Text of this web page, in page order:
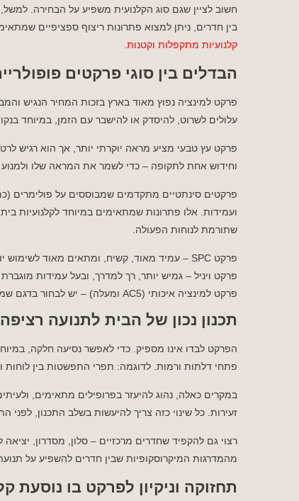
חשוב לציין שגם סוג הקלנועית משפיע על הבחירה.
בין חדרים, ניתן למצוא פתרונות ריצוף ספציפיים
קלנועיות מתקפלות וקטנות
הבדלים בין סוגי פרקטים
פרקט למינציה נפוץ מאוד בארץ בזכות המחיר הנגיש
עלולים לשרוט, להיסדק או להישבר עם הזמן, במיוחד
פרקט עץ טבעי מציע מראה יוקרתי יותר, אך הוא רגיש
וחידוש אחת לתקופה – כדי לשמר את המראה שלו ולמנוע
ועמידות. אלו פתרונות שמתאימים במיוחד לקלנועיות
שתורמת לנוחות הפעולה.
פרקט SPC – עמיד מאוד, קשיח, ומתאים מאוד לשימוש יומיומי עם קלנועית
פרקט ויניל – גמיש יותר, רך למדרך, ובעל עמידות
פרקט למינציה איכותי (AC5 ומעלה) – יש לבחור בדגם שמותאם לשחיקה גבוהה
תכנון נכון של הבית לתנועה
הפרקט לבדו אינו מספיק. כדי לאפשר נסיעה חלקה,
פתחי דלתות ורמות. לדוגמה: תפרי התפשטות בין לוחות
במקרים כאלה, נהוג להיעזר בפרופילים מתאימים,
זעירות. כל שינוי כזה צריך להיעשות בשלב התכנון, לפני
רצוי גם להקפיד שחדרים מרכזיים – סלון, מסדרון,
מהמדרגות המיקרוסקופיות שבין חדרים להשפיע על
תחזוקה וניקיון לפרקט בו נוסעת